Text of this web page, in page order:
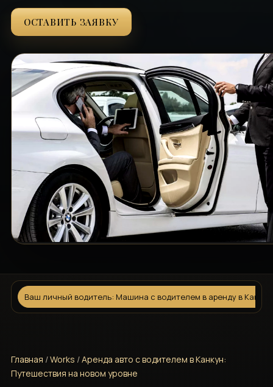
ОСТАВИТЬ ЗАЯВКУ
Ваш личный водитель: Машина с водителем в аренду в Канкун
Главная /Works /Аренда авто с водителем в Канкун:
Путешествия на новом уровне